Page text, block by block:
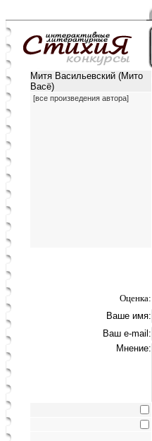
Митя Васильевский (Мито
Васё)
[все произведения автора]
Оценка:
Ваше имя:
Ваш e-mail:
Мнение: